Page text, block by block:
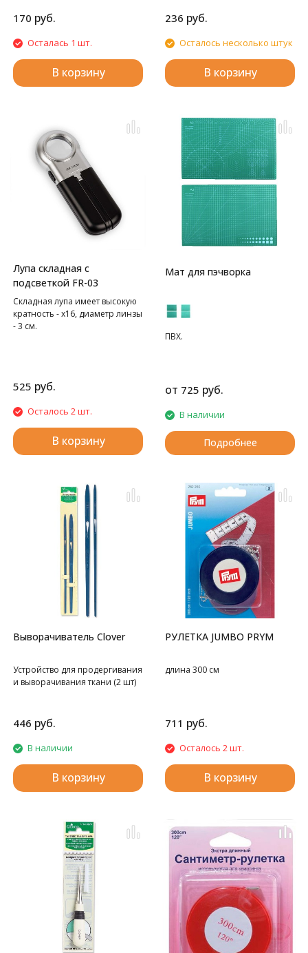
170 руб.
Осталась 1 шт.
В корзину
236 руб.
Осталось несколько штук
В корзину
Лупа складная с
подсветкой FR-03
Складная лупа имеет высокую
кратность - x16, диаметр линзы
- 3 см.
525 руб.
Осталось 2 шт.
В корзину
Мат для пэчворка
ПВХ.
от 725 руб.
В наличии
Подробнее
Выворачиватель Clover
Устройство для продергивания
и выворачивания ткани (2 шт)
446 руб.
В наличии
В корзину
РУЛЕТКА JUMBO PRYM
длина 300 см
711 руб.
Осталось 2 шт.
В корзину